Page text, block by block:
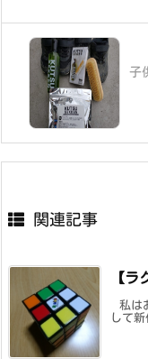
子
関連記事
【ラ
私は
して